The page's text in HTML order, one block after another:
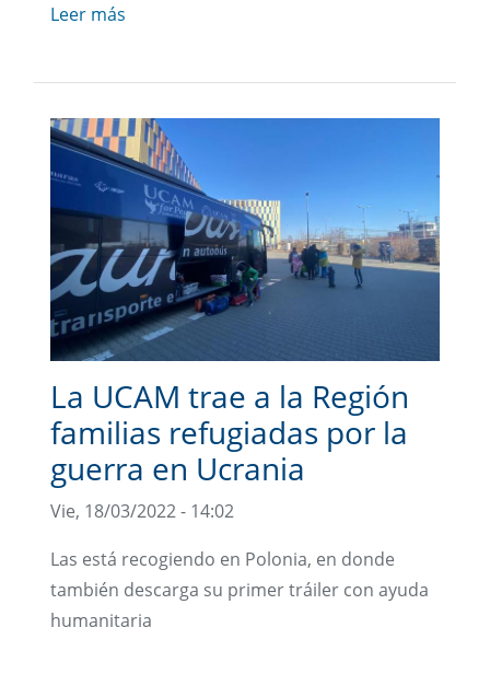
Leer más
La UCAM trae a la Región
familias refugiadas por la
guerra en Ucrania
Vie, 18/03/2022 - 14:02
Las está recogiendo en Polonia, en donde
también descarga su primer tráiler con ayuda
humanitaria